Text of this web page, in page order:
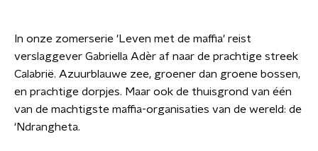
In onze zomerserie 'Leven met de maffia' reist
verslaggever Gabriella Adèr af naar de prachtige streek
Calabrië. Azuurblauwe zee, groener dan groene bossen,
en prachtige dorpjes. Maar ook de thuisgrond van één
van de machtigste maffia-organisaties van de wereld: de
‘Ndrangheta.